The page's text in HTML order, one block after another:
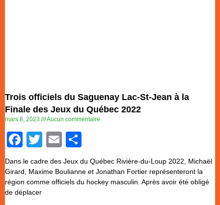
Trois officiels du Saguenay Lac-St-Jean à la
Finale des Jeux du Québec 2022
mars 8, 2023 Aucun commentaire
Facebook
Twitter
Email
Dans le cadre des Jeux du Québec Rivière-du-Loup 2022, Michaël
Girard, Maxime Boulianne et Jonathan Fortier représenteront la
région comme officiels du hockey masculin. Après avoir été obligé
de déplacer